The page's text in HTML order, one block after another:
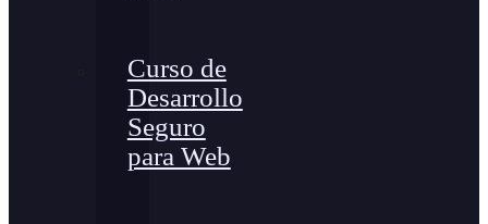
Curso de
Desarrollo
Seguro
para Web